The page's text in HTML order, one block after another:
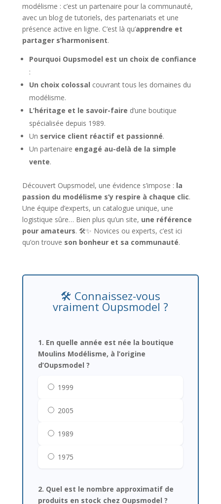
modélisme : c’est un partenaire pour la communauté,
avec un blog de tutoriels, des partenariats et une
présence active en ligne. C’est là qu’apprendre et
partager s’harmonisent.
Pourquoi Oupsmodel est un choix de confiance
:
Un choix colossal couvrant tous les domaines du
modélisme.
L’héritage et le savoir-faire d’une boutique
spécialisée depuis 1989.
Un service client réactif et passionné.
Un partenaire engagé au-delà de la simple
vente.
Découvert Oupsmodel, une évidence s’impose : la
passion du modélisme s’y respire à chaque clic.
Une équipe d’experts, un catalogue unique, une
logistique sûre… Bien plus qu’un site, une référence
pour amateurs. 🛠️✨ Novices ou experts, c’est ici
qu’on trouve son bonheur et sa communauté.
🛠️ Connaissez-vous
vraiment Oupsmodel ?
1. En quelle année est née la boutique
Moulins Modélisme, à l’origine
d’Oupsmodel ?
1999
2005
1989
1975
2. Quel est le nombre approximatif de
produits en stock chez Oupsmodel ?